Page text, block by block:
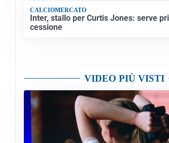
CALCIOMERCATO
Inter, stallo per Curtis Jones: serve
cessione
VIDEO PIÙ VISTI